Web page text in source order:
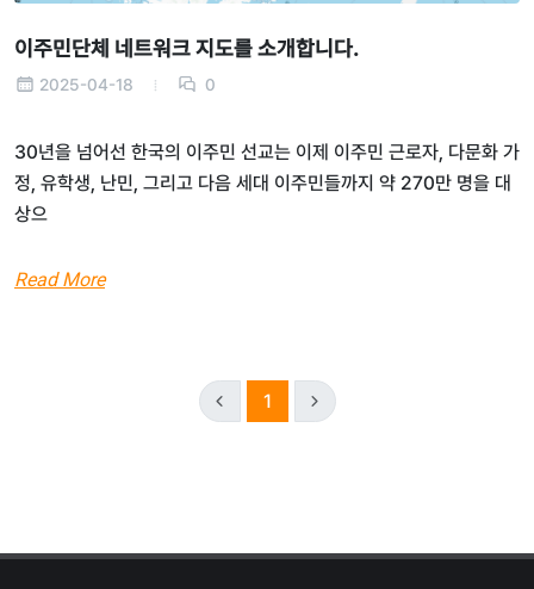
이주민단체 네트워크 지도를 소개합니다.
2025-04-18 0
30년을 넘어선 한국의 이주민 선교는 이제 이주민 근로자, 다문화 가
정, 유학생, 난민, 그리고 다음 세대 이주민들까지 약 270만 명을 대
상으
Read More
1